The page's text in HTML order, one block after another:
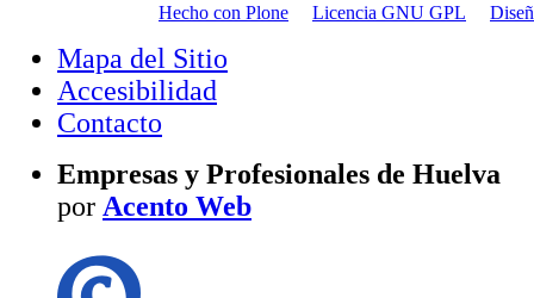
Hecho con Plone Licencia GNU GPL
Mapa del Sitio
Accesibilidad
Contacto
Empresas y Profesionales de Huelva
por Acento Web